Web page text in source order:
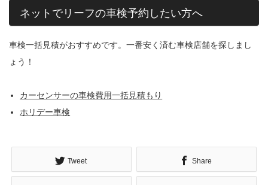
ネットでリーフの車検予約したい方へ
車検一括見積がおすすめです。一番安く済む車検店舗を探しまし
ょう！
カーセンサーの車検費用一括見積もり
ホリデー車検
Tweet Share